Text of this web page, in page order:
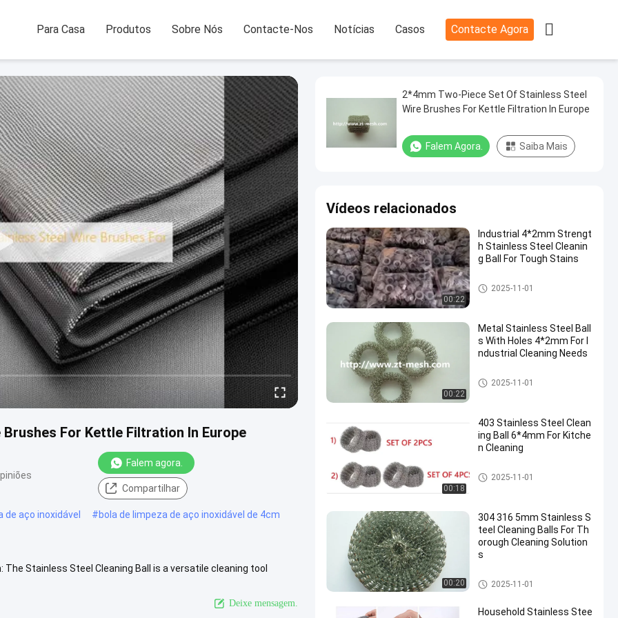
Para Casa Produtos Sobre Nós Contacte-Nos Notícias Casos Contacte Agora 
For Kettle Filtration In Europe
Falem agora.
Compartilhar
de aço inoxidável #bola de limpeza de aço inoxidável de 4cm
Stainless Steel Cleaning Ball is a versatile cleaning tool
Deixe mensagem.
2*4mm Two-Piece Set Of Stainless Steel
Wire Brushes For Kettle Filtration In Europe
Falem Agora. Saiba Mais
Vídeos relacionados
00:22
Industrial 4*2mm Strengt
h Stainless Steel Cleanin
g Ball For Tough Stains
Bola de limpeza de aço inoxid
ável
2025-11-01
00:22
Metal Stainless Steel Ball
s With Holes 4*2mm For I
ndustrial Cleaning Needs
Bola de limpeza de aço inoxid
ável
2025-11-01
00:18
403 Stainless Steel Clean
ing Ball 6*4mm For Kitche
n Cleaning
Bola de limpeza de aço inoxid
ável
2025-11-01
00:20
304 316 5mm Stainless S
teel Cleaning Balls For Th
orough Cleaning Solution
s
Bola de limpeza de aço inoxid
ável
2025-11-01
Household Stainless Stee